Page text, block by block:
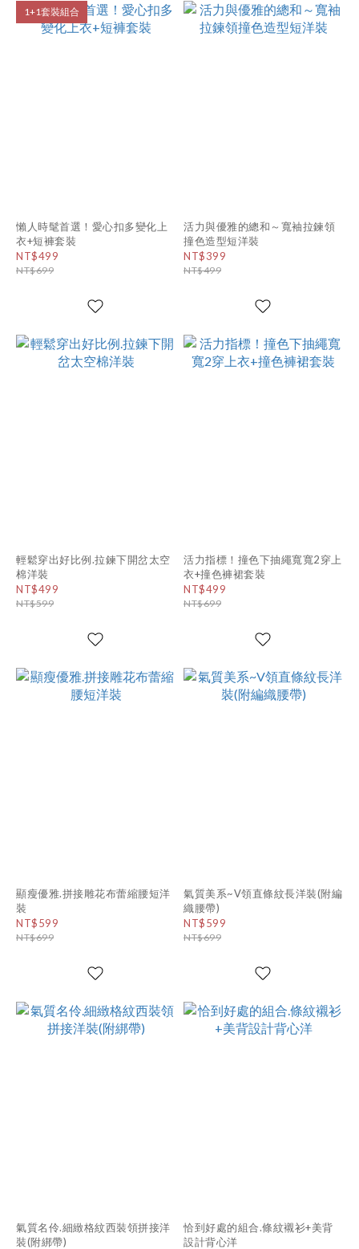
1+1套裝組合
懶人時髦首選！愛心扣多變化上
衣+短褲套裝
NT$499
NT$699
活力與優雅的總和～寬袖拉鍊領
撞色造型短洋裝
NT$399
NT$499
輕鬆穿出好比例.拉鍊下開岔太空
棉洋裝
NT$499
NT$599
活力指標！撞色下抽繩寬寬2穿上
衣+撞色褲裙套裝
NT$499
NT$699
顯瘦優雅.拼接雕花布蕾縮腰短洋
裝
NT$599
NT$699
氣質美系~V領直條紋長洋裝(附編
織腰帶)
NT$599
NT$699
氣質名伶.細緻格紋西裝領拼接洋
裝(附綁帶)
恰到好處的組合.條紋襯衫+美背
設計背心洋